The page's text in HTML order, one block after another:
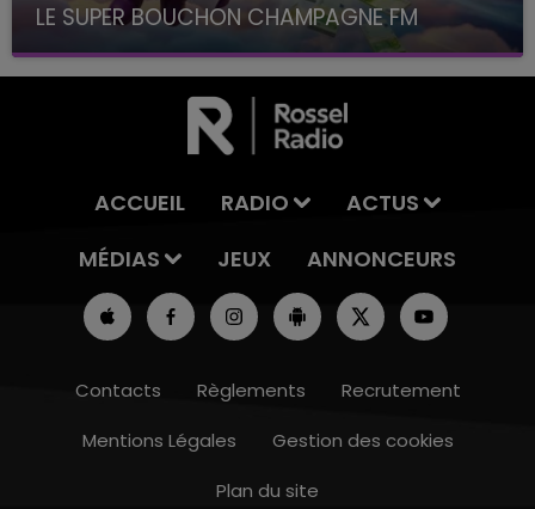
11h00 - 16h00
LE SUPER BOUCHON CHAMPAGNE FM
avec La Famille Champagne FM, à 8H10
ACCUEIL RADIO
ACTUS
MÉDIAS
JEUX ANNONCEURS
Contacts Règlements
Recrutement
Mentions Légales
Gestion des cookies
Plan du site